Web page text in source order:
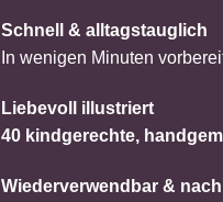
Schnell & alltagstauglich
In wenigen Minuten
Liebevoll illustriert
40 kindgerechte,
Wiederverwendbar &